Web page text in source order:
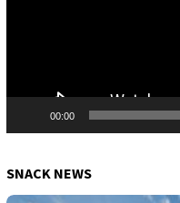
00:00
SNACK NEWS